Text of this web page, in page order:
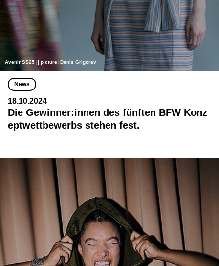
Avenir SS25 || picture: Denis Grigorev
News
18.10.2024
Die Gewinner:innen des fünften BFW Konz
eptwettbewerbs stehen fest.